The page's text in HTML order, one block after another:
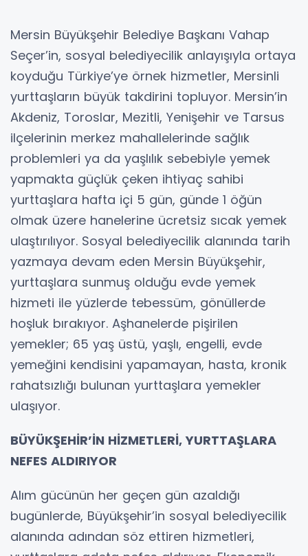
Mersin Büyükşehir Belediye Başkanı Vahap
Seçer’in, sosyal belediyecilik anlayışıyla ortaya
koyduğu Türkiye’ye örnek hizmetler, Mersinli
yurttaşların büyük takdirini topluyor. Mersin’in
Akdeniz, Toroslar, Mezitli, Yenişehir ve Tarsus
ilçelerinin merkez mahallelerinde sağlık
problemleri ya da yaşlılık sebebiyle yemek
yapmakta güçlük çeken ihtiyaç sahibi
yurttaşlara hafta içi 5 gün, günde 1 öğün
olmak üzere hanelerine ücretsiz sıcak yemek
ulaştırılıyor. Sosyal belediyecilik alanında tarih
yazmaya devam eden Mersin Büyükşehir,
yurttaşlara sunmuş olduğu evde yemek
hizmeti ile yüzlerde tebessüm, gönüllerde
hoşluk bırakıyor. Aşhanelerde pişirilen
yemekler; 65 yaş üstü, yaşlı, engelli, evde
yemeğini kendisini yapamayan, hasta, kronik
rahatsızlığı bulunan yurttaşlara yemekler
ulaşıyor.
BÜYÜKŞEHİR’İN HİZMETLERİ, YURTTAŞLARA
NEFES ALDIRIYOR
Alım gücünün her geçen gün azaldığı
bugünlerde, Büyükşehir’in sosyal belediyecilik
alanında adından söz ettiren hizmetleri,